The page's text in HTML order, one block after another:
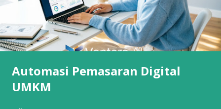
Automasi Pemasaran Digital
UMKM